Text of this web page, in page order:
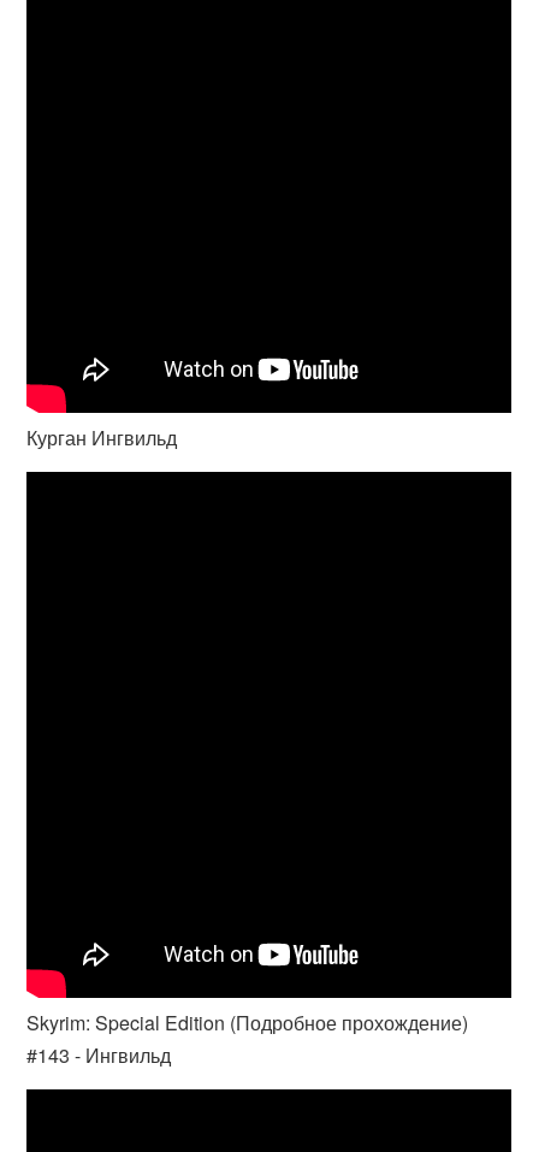
Курган Ингвильд
Skyrim: Special Edition (Подробное прохождение)
#143 - Ингвильд